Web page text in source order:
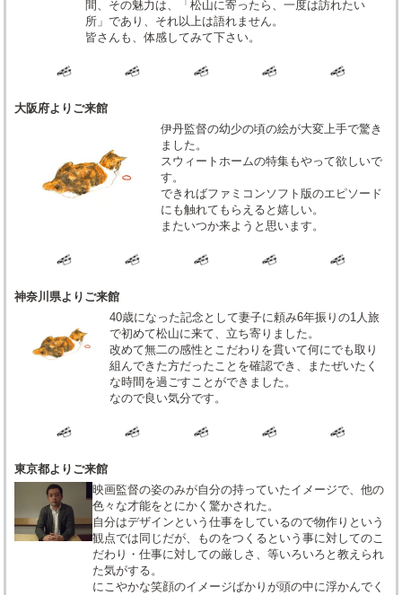
間、その魅力は、「松山に寄ったら、一度は訪れたい
所」であり、それ以上は語れません。
皆さんも、体感してみて下さい。
大阪府よりご来館
伊丹監督の幼少の頃の絵が大変上手で驚き
ました。
スウィートホームの特集もやって欲しいで
す。
できればファミコンソフト版のエピソード
にも触れてもらえると嬉しい。
またいつか来ようと思います。
神奈川県よりご来館
40歳になった記念として妻子に頼み6年振りの1人旅
で初めて松山に来て、立ち寄りました。
改めて無二の感性とこだわりを貫いて何にでも取り
組んできた方だったことを確認でき、またぜいたく
な時間を過ごすことができました。
なので良い気分です。
東京都よりご来館
映画監督の姿のみが自分の持っていたイメージで、他の
色々な才能をとにかく驚かされた。
自分はデザインという仕事をしているので物作りという
観点では同じだが、ものをつくるという事に対してのこ
だわり・仕事に対しての厳しさ、等いろいろと教えられ
た気がする。
にこやかな笑顔のイメージばかりが頭の中に浮かんでく